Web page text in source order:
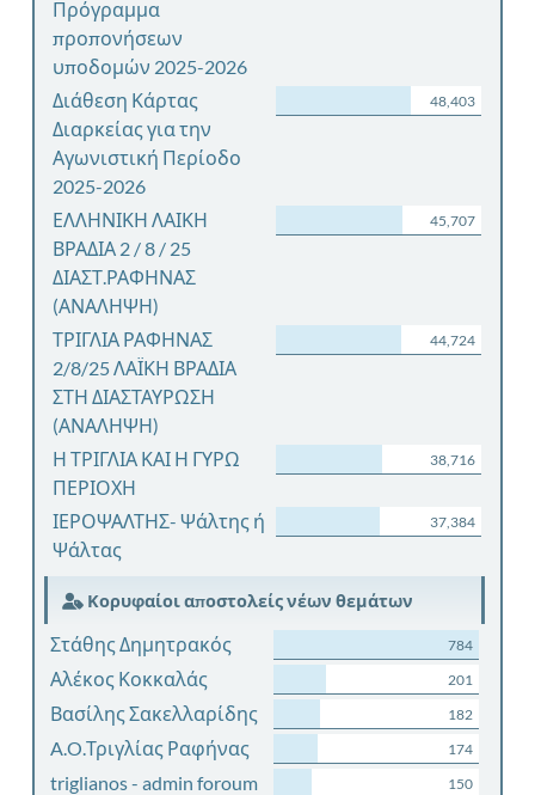
Πρόγραμμα
προπονήσεων
υποδομών 2025-2026
Διάθεση Κάρτας
Διαρκείας για την
Αγωνιστική Περίοδο
2025-2026
48,403
ΕΛΛΗΝΙΚΗ ΛΑΙΚΗ
ΒΡΑΔΙΑ 2 / 8 / 25
ΔΙΑΣΤ.ΡΑΦΗΝΑΣ
(ΑΝΑΛΗΨΗ)
45,707
ΤΡΙΓΛΙΑ ΡΑΦΗΝΑΣ
2/8/25 ΛΑΪΚΗ ΒΡΑΔΙΑ
ΣΤΗ ΔΙΑΣΤΑΥΡΩΣΗ
(ΑΝΑΛΗΨΗ)
44,724
Η ΤΡΙΓΛΙΑ ΚΑΙ Η ΓΥΡΩ
ΠΕΡΙΟΧΗ
38,716
ΙΕΡΟΨΑΛΤΗΣ- Ψάλτης ή
Ψάλτας
37,384
Κορυφαίοι αποστολείς νέων θεμάτων
Στάθης Δημητρακός 784
Αλέκος Κοκκαλάς 201
Βασίλης Σακελλαρίδης 182
A.O.Τριγλίας Ραφήνας 174
triglianos - admin foroum 150